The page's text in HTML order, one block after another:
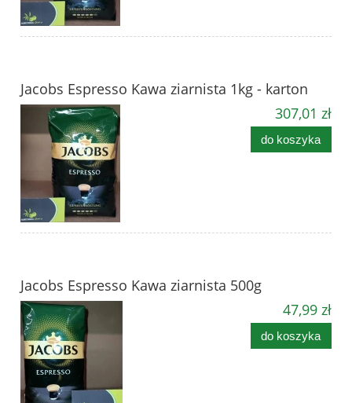
Jacobs Espresso Kawa ziarnista 1kg - karton
307,01 zł
do koszyka
Jacobs Espresso Kawa ziarnista 500g
47,99 zł
do koszyka